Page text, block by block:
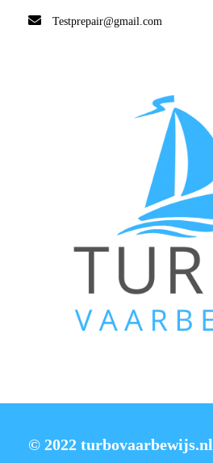
Testprepair@gmail.com
© 2022 turbovaarbewijs.nl